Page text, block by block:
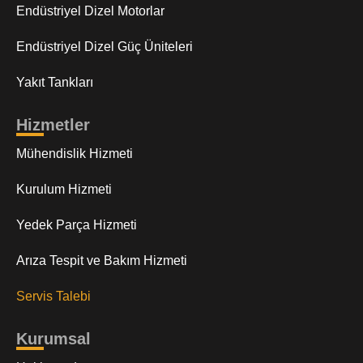
Endüstriyel Dizel Motorlar
Endüstriyel Dizel Güç Üniteleri
Yakıt Tankları
Hizmetler
Mühendislik Hizmeti
Kurulum Hizmeti
Yedek Parça Hizmeti
Arıza Tespit ve Bakım Hizmeti
Servis Talebi
Kurumsal